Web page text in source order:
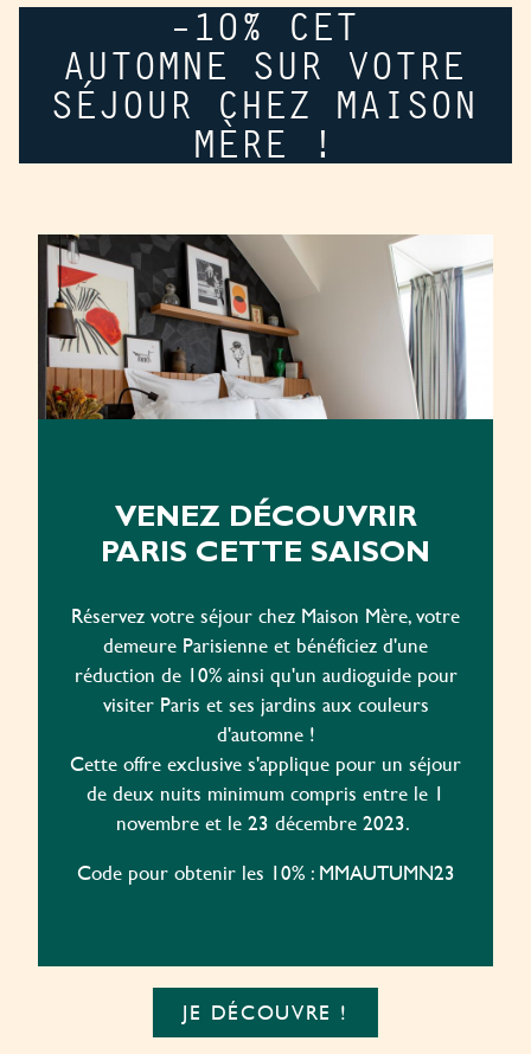
-10% CET
AUTOMNE SUR VOTRE
SÉJOUR CHEZ MAISON
MÈRE !
VENEZ DÉCOUVRIR
PARIS CETTE SAISON
Réservez votre séjour chez Maison Mère, votre
demeure Parisienne et bénéficiez d'une
réduction de 10% ainsi qu'un audioguide pour
visiter Paris et ses jardins aux couleurs
d'automne !
Cette offre exclusive s'applique pour un séjour
de deux nuits minimum compris entre le 1
novembre et le 23 décembre 2023.
Code pour obtenir les 10% : MMAUTUMN23
JE DÉCOUVRE !